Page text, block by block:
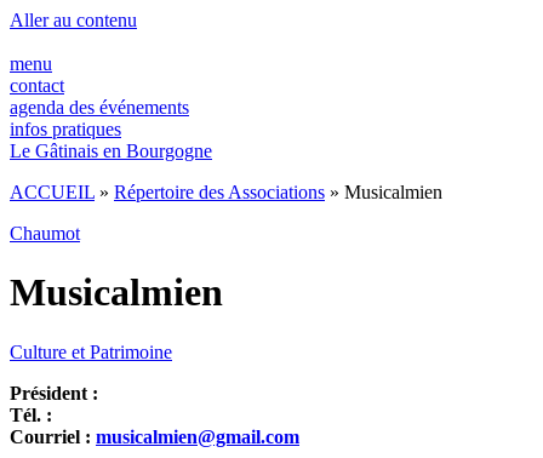
Panneau de gestion des cookies
Aller au contenu
menu
contact
agenda des événements
infos pratiques
Le Gâtinais en Bourgogne
ACCUEIL » Répertoire des Associations » Musicalmien
Chaumot
Musicalmien
Culture et Patrimoine
Président :
Tél. :
Courriel : musicalmien@gmail.com